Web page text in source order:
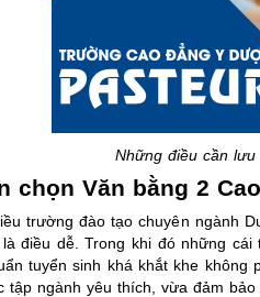
Những điều cần
chọn Văn bằng 2
trường đào tạo chuyên ngành
điều dễ. Trong khi đó những
tuyển sinh khá khắt khe
tập ngành yêu thích, vừa đảm